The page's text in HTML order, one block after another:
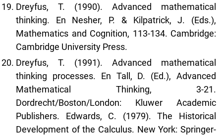
Dreyfus, T. (1990). Advanced mathematical
thinking. En Nesher, P. & Kilpatrick, J. (Eds.),
Mathematics and Cognition, 113-134. Cambridge:
Cambridge University Press.
Dreyfus, T. (1991). Advanced mathematical
thinking processes. En Tall, D. (Ed.), Advanced
Mathematical Thinking, 3-21.
Dordrecht/Boston/London: Kluwer Academic
Publishers. Edwards, C. (1979). The Historical
Development of the Calculus. New York: Springer-